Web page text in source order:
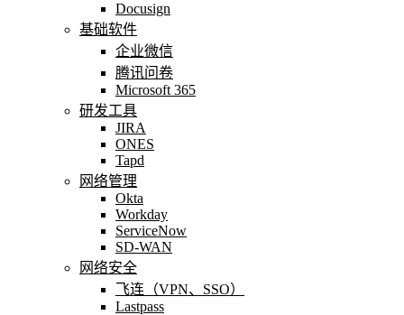
Docusign
基础软件
企业微信
腾讯问卷
Microsoft 365
研发工具
JIRA
ONES
Tapd
网络管理
Okta
Workday
ServiceNow
SD-WAN
网络安全
飞连（VPN、SSO）
Lastpass